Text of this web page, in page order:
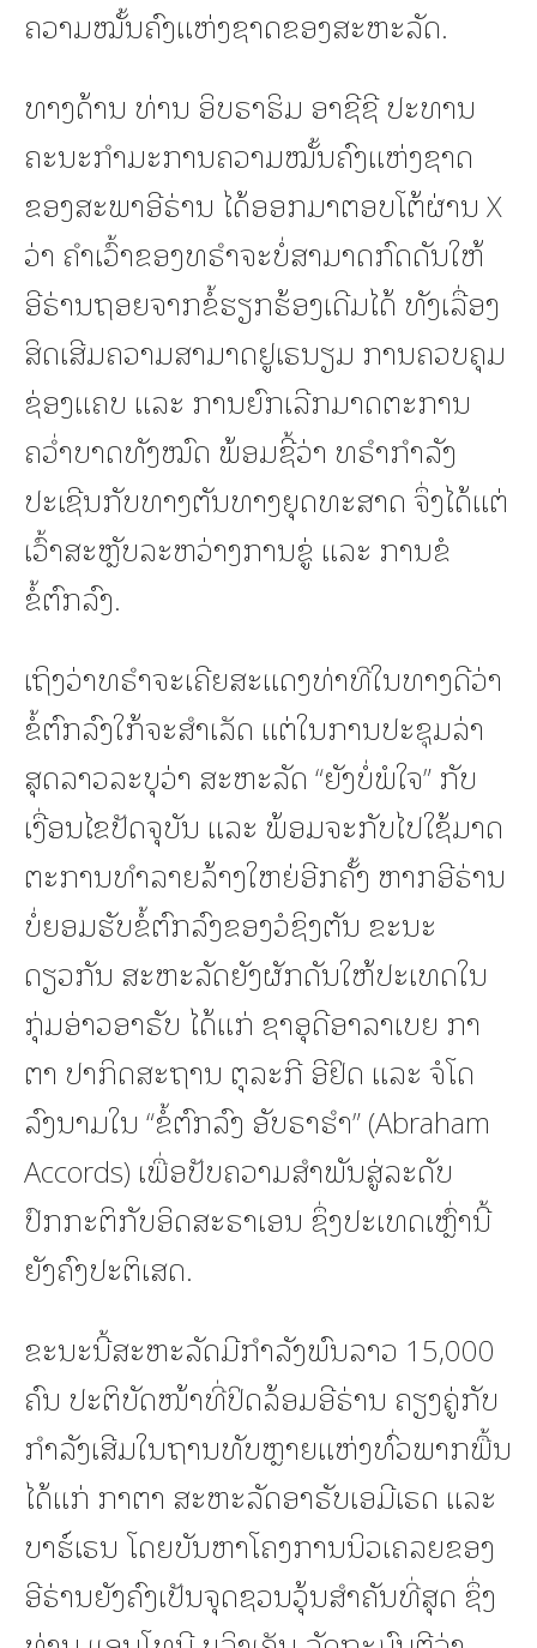
ຄວາມໝັ້ນຄົງແຫ່ງຊາດຂອງສະຫະລັດ.
ທາງດ້ານ ທ່ານ ອິບຣາຮິມ ອາຊີຊີ ປະທານ
ຄະນະກຳມະການຄວາມໝັ້ນຄົງແຫ່ງຊາດ
ຂອງສະພາອີຣ່ານ ໄດ້ອອກມາຕອບໂຕ້ຜ່ານ X
ວ່າ ຄຳເວົ້າຂອງທຣຳຈະບໍ່ສາມາດກົດດັນໃຫ້
ອີຣ່ານຖອຍຈາກຂໍ້ຮຽກຮ້ອງເດີມໄດ້ ທັງເລື່ອງ
ສິດເສີມຄວາມສາມາດຢູເຣນຽມ ການຄວບຄຸມ
ຊ່ອງແຄບ ແລະ ການຍົກເລີກມາດຕະການ
ຄວ່ຳບາດທັງໝົດ ພ້ອມຊີ້ວ່າ ທຣຳກຳລັງ
ປະເຊີນກັບທາງຕັນທາງຍຸດທະສາດ ຈຶ່ງໄດ້ແຕ່
ເວົ້າສະຫຼັບລະຫວ່າງການຂູ່ ແລະ ການຂໍ
ຂໍ້ຕົກລົງ.
ເຖິງວ່າທຣຳຈະເຄີຍສະແດງທ່າທີໃນທາງດີວ່າ
ຂໍ້ຕົກລົງໃກ້ຈະສຳເລັດ ແຕ່ໃນການປະຊຸມລ່າ
ສຸດລາວລະບຸວ່າ ສະຫະລັດ “ຍັງບໍ່ພໍໃຈ” ກັບ
ເງື່ອນໄຂປັດຈຸບັນ ແລະ ພ້ອມຈະກັບໄປໃຊ້ມາດ
ຕະການທຳລາຍລ້າງໃຫຍ່ອີກຄັ້ງ ຫາກອີຣ່ານ
ບໍ່ຍອມຮັບຂໍ້ຕົກລົງຂອງວໍຊິງຕັນ ຂະນະ
ດຽວກັນ ສະຫະລັດຍັງຜັກດັນໃຫ້ປະເທດໃນ
ກຸ່ມອ່າວອາຣັບ ໄດ້ແກ່ ຊາອຸດີອາລາເບຍ ກາ
ຕາ ປາກິດສະຖານ ຕຸລະກີ ອີຢິດ ແລະ ຈໍໂດ
ລົງນາມໃນ “ຂໍ້ຕົກລົງ ອັບຣາຮຳ” (Abraham
Accords) ເພື່ອປັບຄວາມສຳພັນສູ່ລະດັບ
ປົກກະຕິກັບອິດສະຣາເອນ ຊຶ່ງປະເທດເຫຼົ່ານີ້
ຍັງຄົງປະຕິເສດ.
ຂະນະນີ້ສະຫະລັດມີກຳລັງພົນລາວ 15,000
ຄົນ ປະຕິບັດໜ້າທີ່ປິດລ້ອມອີຣ່ານ ຄຽງຄູ່ກັບ
ກຳລັງເສີມໃນຖານທັບຫຼາຍແຫ່ງທົ່ວພາກພື້ນ
ໄດ້ແກ່ ກາຕາ ສະຫະລັດອາຣັບເອມີເຣດ ແລະ
ບາຮ໌ເຣນ ໂດຍບັນຫາໂຄງການນິວເຄລຍຂອງ
ອີຣ່ານຍັງຄົງເປັນຈຸດຊວນວຸ້ນສຳຄັນທີ່ສຸດ ຊຶ່ງ